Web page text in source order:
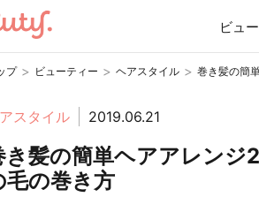
ビュ
プ > ビューティー > ヘアスタイル > 巻き髪の簡
スタイル 2019.06.21
き髪の簡単ヘアアレンジ
毛の巻き方